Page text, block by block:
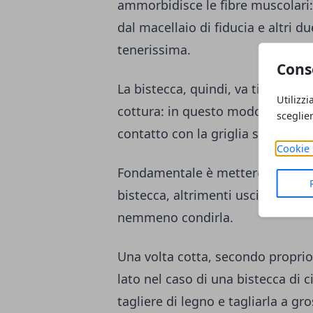
Cookie
ammorbidisce le fibre
dal macellaio di fiducia e altri
tenerissima.
La bistecca, quindi, va tirata
cottura: in questo modo la
contatto con la griglia si eviterà
Fondamentale è mettere la
bistecca, altrimenti usciranno
nemmeno condirla.
Una volta cotta, secondo
lato nel caso di una bistecca di
tagliere di legno e tagliarla a